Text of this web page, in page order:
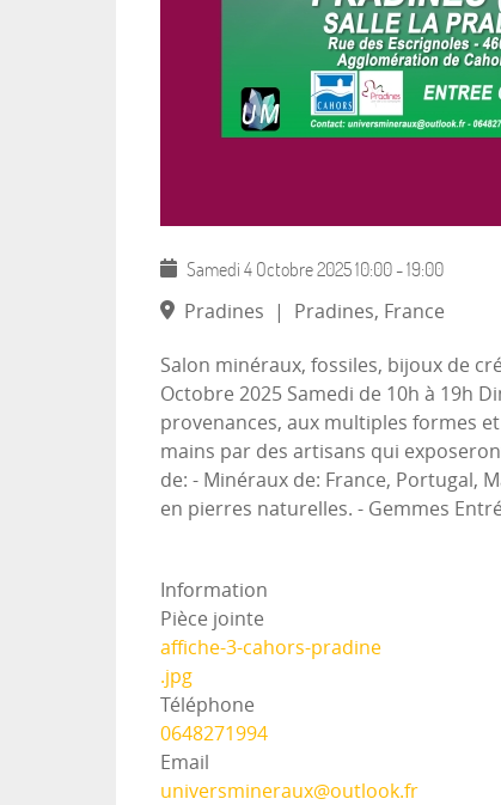
Samedi 4 Octobre 202510:00 -19:00
Pradines | Pradines, France
Salon minéraux, fossiles, bijoux de
Octobre 2025 Samedi de 10h à 19h
provenances, aux multiples formes
mains par des artisans qui
de: - Minéraux de: France, Portugal,
en pierres naturelles. - Gemmes
Information
Pièce jointe
affiche-3-cahors-pradine
.jpg
Téléphone
0648271994
Email
universmineraux@outlook.fr